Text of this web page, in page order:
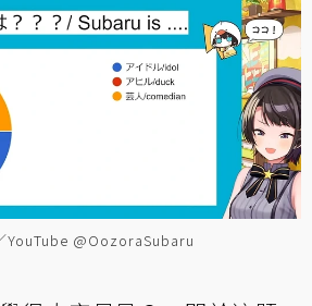
YouTube @OozoraSubaru